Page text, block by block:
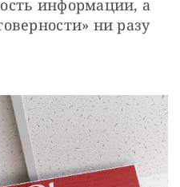
информации, а
ни разу